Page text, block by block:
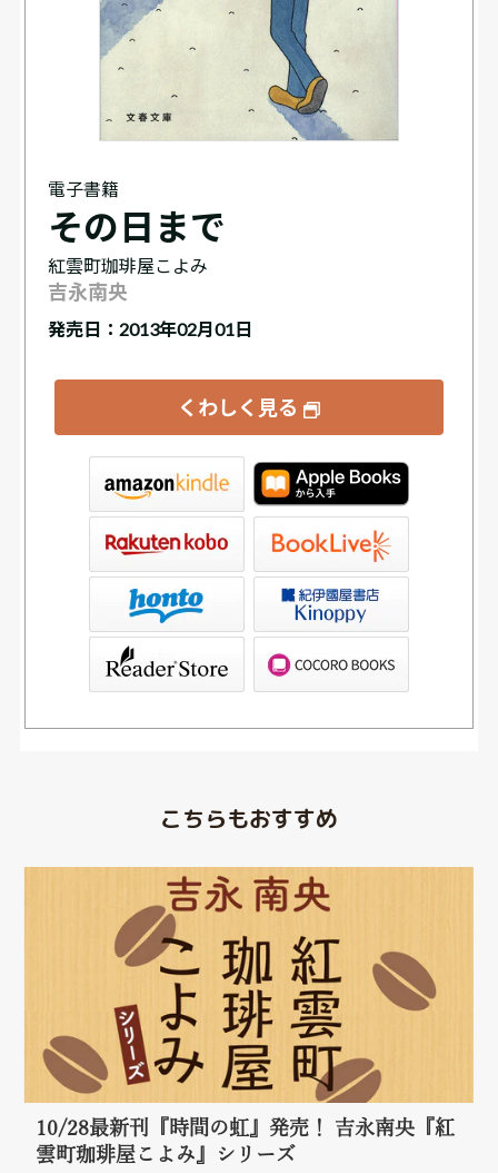
電子書籍
その日まで
紅雲町珈琲屋こよみ
吉永南央
発売日：2013年02月01日
くわしく見る
STORE（SHARP）
こちらもおすすめ
10/28最新刊『時間の虹』発売！ 吉永南央『紅
雲町珈琲屋こよみ』シリーズ